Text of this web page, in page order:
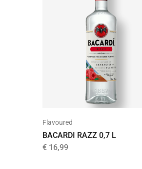
Flavoured
BACARDI RAZZ 0,7 L
€ 16,99